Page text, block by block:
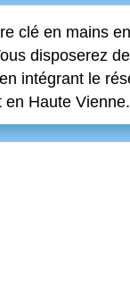
clé en mains
disposerez
intégrant le
en Haute Vienne.